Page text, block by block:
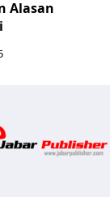
Alasan